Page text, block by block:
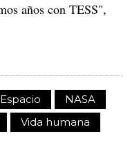
años con TESS",
Espacio
NASA
Vida humana